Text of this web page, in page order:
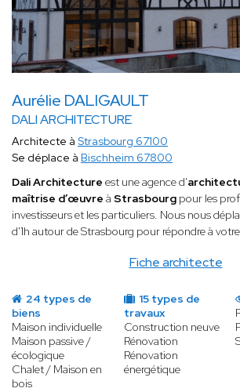
Aurélie DALIGAULT
DALI ARCHITECTURE
Fiche architecte
Architecte à Strasbourg 67100
Se déplace à Bischheim 67800
Dali Architecture est une agence d'
maîtrise d’œuvre à Strasbourg pour les
investisseurs et les particuliers. Nous nous
d'1h autour de Strasbourg pour répondre à
24 types de
biens
Maison individuelle
Maison passive /
écologique
Chalet / Maison en
bois
15 types de
travaux
Construction neuve
Rénovation
Rénovation
énergétique